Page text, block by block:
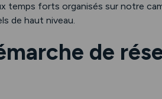
temps forts organisés sur notre
de haut niveau.
de